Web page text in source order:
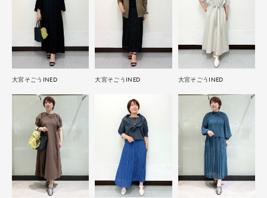
大宮そごうINED 大宮そごうINED 大宮そごうINED